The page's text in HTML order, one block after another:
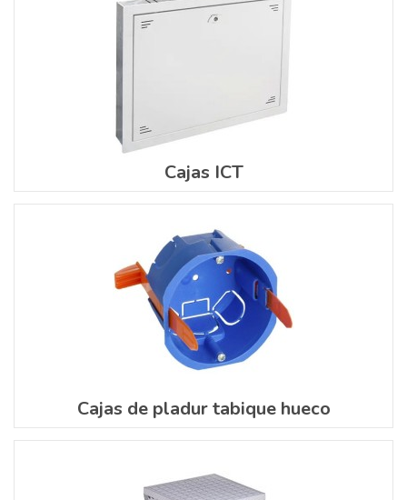
Cajas ICT
Cajas de pladur tabique hueco